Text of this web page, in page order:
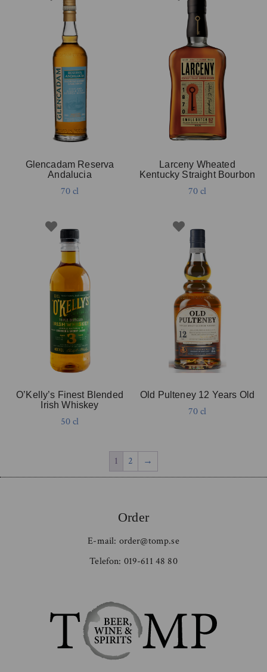
Glencadam Reserva
Andalucia
70 cl
Larceny Wheated
Kentucky Straight Bourbon
70 cl
O’Kelly’s Finest Blended
Irish Whiskey
50 cl
Old Pulteney 12 Years Old
70 cl
1 2 →
Order
E-mail: order@tomp.se
Telefon: 019-611 48 80